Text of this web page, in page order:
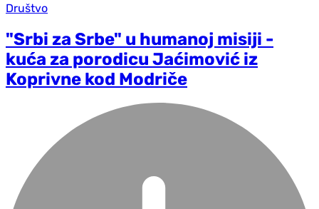
Društvo
"Srbi za Srbe" u humanoj misiji -
kuća za porodicu Jaćimović iz
Koprivne kod Modriče